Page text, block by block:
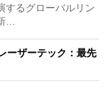
るグローバルリン
…
ーザーテック：最先